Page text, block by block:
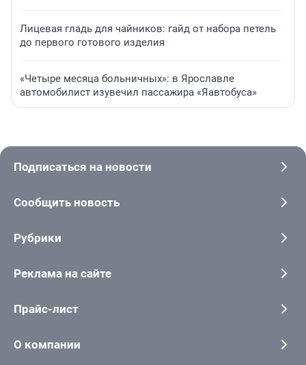
Лицевая гладь для чайников: гайд от набора петель
до первого готового изделия
«Четыре месяца больничных»: в Ярославле
автомобилист изувечил пассажира «Яавтобуса»
Подписаться на новости
Сообщить новость
Рубрики
Реклама на сайте
Прайс-лист
О компании